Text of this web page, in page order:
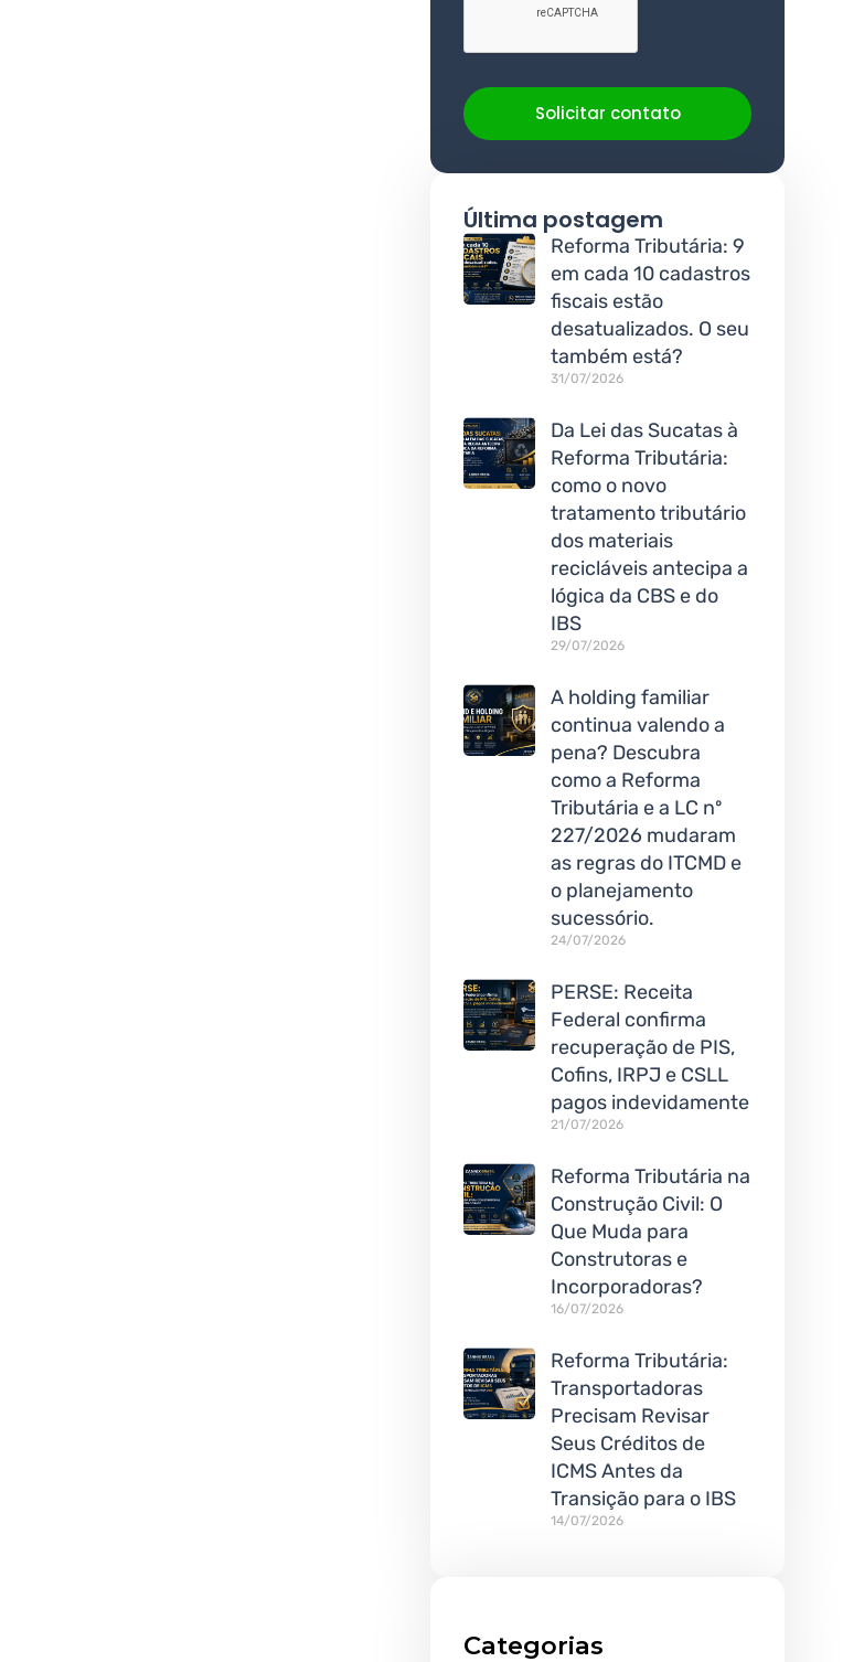
Solicitar contato
Última postagem
Reforma Tributária: 9
em cada 10 cadastros
fiscais estão
desatualizados. O seu
também está?
31/07/2026
Da Lei das Sucatas à
Reforma Tributária:
como o novo
tratamento tributário
dos materiais
recicláveis antecipa a
lógica da CBS e do
IBS
29/07/2026
A holding familiar
continua valendo a
pena? Descubra
como a Reforma
Tributária e a LC nº
227/2026 mudaram
as regras do ITCMD e
o planejamento
sucessório.
24/07/2026
PERSE: Receita
Federal confirma
recuperação de PIS,
Cofins, IRPJ e CSLL
pagos indevidamente
21/07/2026
Reforma Tributária na
Construção Civil: O
Que Muda para
Construtoras e
Incorporadoras?
16/07/2026
Reforma Tributária:
Transportadoras
Precisam Revisar
Seus Créditos de
ICMS Antes da
Transição para o IBS
14/07/2026
Categorias